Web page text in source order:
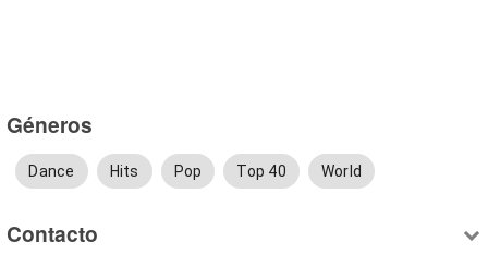
Géneros
Dance Hits Pop Top 40 World
Contacto